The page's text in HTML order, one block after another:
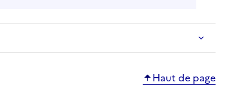
Haut de page